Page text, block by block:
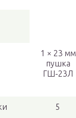
1 × 23 мм
пушка
ГШ-23Л
5